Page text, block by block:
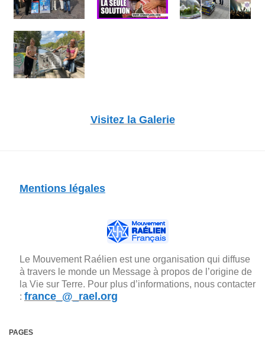
Visitez la Galerie
Mentions légales
Le Mouvement Raélien est une organisation qui diffuse
à travers le monde un Message à propos de l’origine de
la Vie sur Terre. Pour plus d’informations, nous contacter
: france_@_rael.org
PAGES